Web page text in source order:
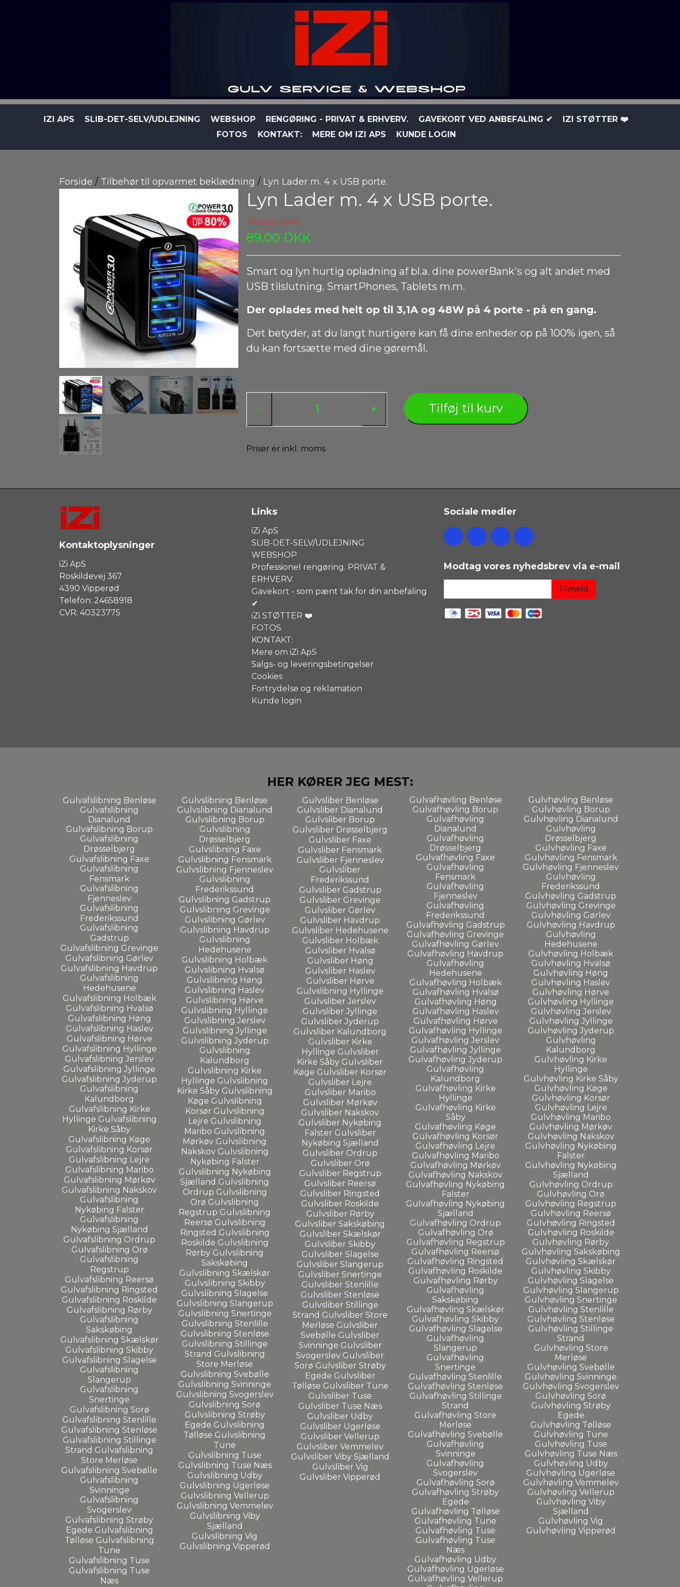
IZI APS SLIB-DET-SELV/UDLEJNING WEBSHOP RENGØRING - PRIVAT & ERHVERV. GAVEKORT VED ANBEFALING ✔
IZI STØTTER ❤️
FOTOS
KONTAKT: MERE OM IZI APS KUNDE LOGIN
Forside Tilbehør til opvarmet beklædning Lyn Lader m. 4 x USB porte.
Lyn Lader m. 4 x USB porte.
199,00 DKK
89,00 DKK
Smart og lyn hurtig opladning af bl.a. dine powerBank's og alt andet med
USB tilslutning. SmartPhones, Tablets m.m.
Der oplades med helt op til 3,1A og 48W på 4 porte - på en gang.
Det betyder, at du langt hurtigere kan få dine enheder op på 100% igen, så
du kan fortsætte med dine gøremål.
− + Tilføj til kurv
Priser er inkl. moms
Kontaktoplysninger
iZi ApS
Roskildevej 367
4390 Vipperød
Telefon: 24658918
CVR: 40323775
Links
iZi ApS
SLIB-DET-SELV/UDLEJNING
WEBSHOP
Professionel rengøring. PRIVAT &
ERHVERV.
Gavekort - som pænt tak for din anbefaling
✔
iZi STØTTER ❤️
FOTOS
KONTAKT:
Mere om iZi ApS
Salgs- og leveringsbetingelser
Cookies
Fortrydelse og reklamation
Kunde login
Sociale medier
Modtag vores nyhedsbrev via e-mail
Tilmeld
HER KØRER JEG MEST:
Gulvafslibning Benløse
Gulvafslibning
Dianalund
Gulvafslibning Borup
Gulvafslibning
Drøsselbjerg
Gulvafslibning Faxe
Gulvafslibning
Fensmark
Gulvafslibning
Fjenneslev
Gulvafslibning
Frederikssund
Gulvafslibning
Gadstrup
Gulvafslibning Grevinge
Gulvafslibning Gørlev
Gulvafslibning Havdrup
Gulvafslibning
Hedehusene
Gulvafslibning Holbæk
Gulvafslibning Hvalsø
Gulvafslibning Høng
Gulvafslibning Haslev
Gulvafslibning Hørve
Gulvafslibning Hyllinge
Gulvafslibning Jerslev
Gulvafslibning Jyllinge
Gulvafslibning Jyderup
Gulvafslibning
Kalundborg
Gulvafslibning Kirke
Hyllinge Gulvafslibning
Kirke Såby
Gulvafslibning Køge
Gulvafslibning Korsør
Gulvafslibning Lejre
Gulvafslibning Maribo
Gulvafslibning Mørkøv
Gulvafslibning Nakskov
Gulvafslibning
Nykøbing Falster
Gulvafslibning
Nykøbing Sjælland
Gulvafslibning Ordrup
Gulvafslibning Orø
Gulvafslibning
Regstrup
Gulvafslibning Reersø
Gulvafslibning Ringsted
Gulvafslibning Roskilde
Gulvafslibning Rørby
Gulvafslibning
Sakskøbing
Gulvafslibning Skælskør
Gulvafslibning Skibby
Gulvafslibning Slagelse
Gulvafslibning
Slangerup
Gulvafslibning
Snertinge
Gulvafslibning Sorø
Gulvafslibning Stenlille
Gulvafslibning Stenløse
Gulvafslibning Stillinge
Strand Gulvafslibning
Store Merløse
Gulvafslibning Svebølle
Gulvafslibning
Svinninge
Gulvafslibning
Svogerslev
Gulvafslibning Strøby
Egede Gulvafslibning
Tølløse Gulvafslibning
Tune
Gulvafslibning Tuse
Gulvafslibning Tuse
Næs
Gulvslibning Benløse
Gulvslibning Dianalund
Gulvslibning Borup
Gulvslibning
Drøsselbjerg
Gulvslibning Faxe
Gulvslibning Fensmark
Gulvslibning Fjenneslev
Gulvslibning
Frederikssund
Gulvslibning Gadstrup
Gulvslibning Grevinge
Gulvslibning Gørlev
Gulvslibning Havdrup
Gulvslibning
Hedehusene
Gulvslibning Holbæk
Gulvslibning Hvalsø
Gulvslibning Høng
Gulvslibning Haslev
Gulvslibning Hørve
Gulvslibning Hyllinge
Gulvslibning Jerslev
Gulvslibning Jyllinge
Gulvslibning Jyderup
Gulvslibning
Kalundborg
Gulvslibning Kirke
Hyllinge Gulvslibning
Kirke Såby Gulvslibning
Køge Gulvslibning
Korsør Gulvslibning
Lejre Gulvslibning
Maribo Gulvslibning
Mørkøv Gulvslibning
Nakskov Gulvslibning
Nykøbing Falster
Gulvslibning Nykøbing
Sjælland Gulvslibning
Ordrup Gulvslibning
Orø Gulvslibning
Regstrup Gulvslibning
Reersø Gulvslibning
Ringsted Gulvslibning
Roskilde Gulvslibning
Rørby Gulvslibning
Sakskøbing
Gulvslibning Skælskør
Gulvslibning Skibby
Gulvslibning Slagelse
Gulvslibning Slangerup
Gulvslibning Snertinge
Gulvslibning Stenlille
Gulvslibning Stenløse
Gulvslibning Stillinge
Strand Gulvslibning
Store Merløse
Gulvslibning Svebølle
Gulvslibning Svinninge
Gulvslibning Svogerslev
Gulvslibning Sorø
Gulvslibning Strøby
Egede Gulvslibning
Tølløse Gulvslibning
Tune
Gulvslibning Tuse
Gulvslibning Tuse Næs
Gulvslibning Udby
Gulvslibning Ugerløse
Gulvslibning Vellerup
Gulvslibning Vemmelev
Gulvslibning Viby
Sjælland
Gulvslibning Vig
Gulvslibning Vipperød
Gulvsliber Benløse
Gulvsliber Dianalund
Gulvsliber Borup
Gulvsliber Drøsselbjerg
Gulvsliber Faxe
Gulvsliber Fensmark
Gulvsliber Fjenneslev
Gulvsliber
Frederikssund
Gulvsliber Gadstrup
Gulvsliber Grevinge
Gulvsliber Gørlev
Gulvsliber Havdrup
Gulvsliber Hedehusene
Gulvsliber Holbæk
Gulvsliber Hvalsø
Gulvsliber Høng
Gulvsliber Haslev
Gulvsliber Hørve
Gulvslibning Hyllinge
Gulvsliber Jerslev
Gulvsliber Jyllinge
Gulvsliber Jyderup
Gulvsliber Kalundborg
Gulvsliber Kirke
Hyllinge Gulvsliber
Kirke Såby Gulvsliber
Køge Gulvsliber Korsør
Gulvsliber Lejre
Gulvsliber Maribo
Gulvsliber Mørkøv
Gulvsliber Nakskov
Gulvsliber Nykøbing
Falster Gulvsliber
Nykøbing Sjælland
Gulvsliber Ordrup
Gulvsliber Orø
Gulvsliber Regstrup
Gulvsliber Reersø
Gulvsliber Ringsted
Gulvsliber Roskilde
Gulvsliber Rørby
Gulvsliber Sakskøbing
Gulvsliber Skælskør
Gulvsliber Skibby
Gulvsliber Slagelse
Gulvsliber Slangerup
Gulvsliber Snertinge
Gulvsliber Stenlille
Gulvsliber Stenløse
Gulvsliber Stillinge
Strand Gulvsliber Store
Merløse Gulvsliber
Svebølle Gulvsliber
Svinninge Gulvsliber
Svogerslev Gulvsliber
Sorø Gulvsliber Strøby
Egede Gulvsliber
Tølløse Gulvsliber Tune
Gulvsliber Tuse
Gulvsliber Tuse Næs
Gulvsliber Udby
Gulvsliber Ugerløse
Gulvsliber Vellerup
Gulvsliber Vemmelev
Gulvsliber Viby Sjælland
Gulvsliber Vig
Gulvsliber Vipperød
Gulvafhøvling Benløse
Gulvafhøvling Borup
Gulvafhøvling
Dianalund
Gulvafhøvling
Drøsselbjerg
Gulvafhøvling Faxe
Gulvafhøvling
Fensmark
Gulvafhøvling
Fjenneslev
Gulvafhøvling
Frederikssund
Gulvafhøvling Gadstrup
Gulvafhøvling Grevinge
Gulvafhøvling Gørlev
Gulvafhøvling Havdrup
Gulvafhøvling
Hedehusene
Gulvafhøvling Holbæk
Gulvafhøvling Hvalsø
Gulvafhøvling Høng
Gulvafhøvling Haslev
Gulvafhøvling Hørve
Gulvafhøvling Hyllinge
Gulvafhøvling Jerslev
Gulvafhøvling Jyllinge
Gulvafhøvling Jyderup
Gulvafhøvling
Kalundborg
Gulvafhøvling Kirke
Hyllinge
Gulvafhøvling Kirke
Såby
Gulvafhøvling Køge
Gulvafhøvling Korsør
Gulvafhøvling Lejre
Gulvafhøvling Maribo
Gulvafhøvling Mørkøv
Gulvafhøvling Nakskov
Gulvafhøvling Nykøbing
Falster
Gulvafhøvling Nykøbing
Sjælland
Gulvafhøvling Ordrup
Gulvafhøvling Orø
Gulvafhøvling Regstrup
Gulvafhøvling Reersø
Gulvafhøvling Ringsted
Gulvafhøvling Roskilde
Gulvafhøvling Rørby
Gulvafhøvling
Sakskøbing
Gulvafhøvling Skælskør
Gulvafhøvling Skibby
Gulvafhøvling Slagelse
Gulvafhøvling
Slangerup
Gulvafhøvling
Snertinge
Gulvafhøvling Stenlille
Gulvafhøvling Stenløse
Gulvafhøvling Stillinge
Strand
Gulvafhøvling Store
Merløse
Gulvafhøvling Svebølle
Gulvafhøvling
Svinninge
Gulvafhøvling
Svogerslev
Gulvafhøvling Sorø
Gulvafhøvling Strøby
Egede
Gulvafhøvling Tølløse
Gulvafhøvling Tune
Gulvafhøvling Tuse
Gulvafhøvling Tuse
Næs
Gulvafhøvling Udby
Gulvafhøvling Ugerløse
Gulvafhøvling Vellerup
Gulvhøvling Benløse
Gulvhøvling Borup
Gulvhøvling Dianalund
Gulvhøvling
Drøsselbjerg
Gulvhøvling Faxe
Gulvhøvling Fensmark
Gulvhøvling Fjenneslev
Gulvhøvling
Frederikssund
Gulvhøvling Gadstrup
Gulvhøvling Grevinge
Gulvhøvling Gørlev
Gulvhøvling Havdrup
Gulvhøvling
Hedehusene
Gulvhøvling Holbæk
Gulvhøvling Hvalsø
Gulvhøvling Høng
Gulvhøvling Haslev
Gulvhøvling Hørve
Gulvhøvling Hyllinge
Gulvhøvling Jerslev
Gulvhøvling Jyllinge
Gulvhøvling Jyderup
Gulvhøvling
Kalundborg
Gulvhøvling Kirke
Hyllinge
Gulvhøvling Kirke Såby
Gulvhøvling Køge
Gulvhøvling Korsør
Gulvhøvling Lejre
Gulvhøvling Maribo
Gulvhøvling Mørkøv
Gulvhøvling Nakskov
Gulvhøvling Nykøbing
Falster
Gulvhøvling Nykøbing
Sjælland
Gulvhøvling Ordrup
Gulvhøvling Orø
Gulvhøvling Regstrup
Gulvhøvling Reersø
Gulvhøvling Ringsted
Gulvhøvling Roskilde
Gulvhøvling Rørby
Gulvhøvling Sakskøbing
Gulvhøvling Skælskør
Gulvhøvling Skibby
Gulvhøvling Slagelse
Gulvhøvling Slangerup
Gulvhøvling Snertinge
Gulvhøvling Stenlille
Gulvhøvling Stenløse
Gulvhøvling Stillinge
Strand
Gulvhøvling Store
Merløse
Gulvhøvling Svebølle
Gulvhøvling Svinninge
Gulvhøvling Svogerslev
Gulvhøvling Sorø
Gulvhøvling Strøby
Egede
Gulvhøvling Tølløse
Gulvhøvling Tune
Gulvhøvling Tuse
Gulvhøvling Tuse Næs
Gulvhøvling Udby
Gulvhøvling Ugerløse
Gulvhøvling Vemmelev
Gulvhøvling Vellerup
Gulvhøvling Viby
Sjælland
Gulvhøvling Vig
Gulvhøvling Vipperød